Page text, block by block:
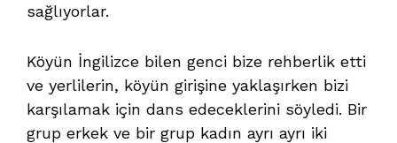
sağlıyorlar.
Köyün İngilizce bilen genci bize rehberlik etti
ve yerlilerin, köyün girişine yaklaşırken bizi
karşılamak için dans edeceklerini söyledi. Bir
grup erkek ve bir grup kadın ayrı ayrı iki